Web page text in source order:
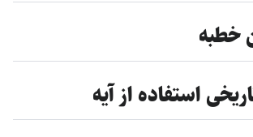
خطبه
استفاده از آیه